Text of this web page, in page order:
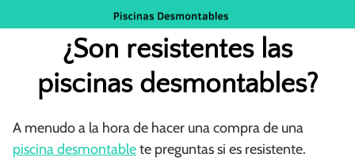
al
¿Son resistentes las
piscinas desmontables?
A menudo a la hora de hacer una compra de una
piscina desmontablete preguntas si es resistente.